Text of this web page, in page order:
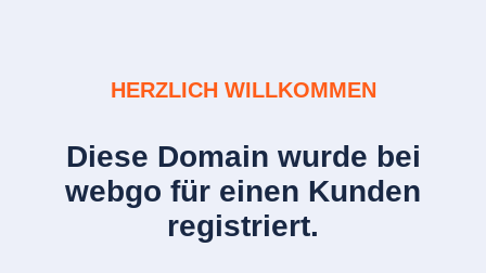
HERZLICH WILLKOMMEN
Diese Domain wurde bei
webgo für einen Kunden
registriert.